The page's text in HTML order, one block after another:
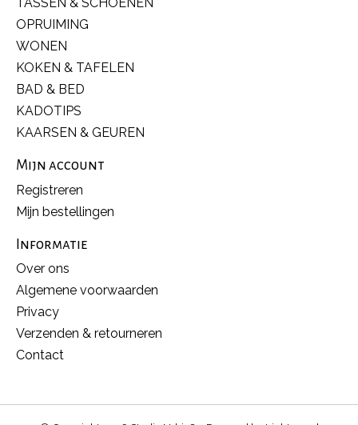
OPRUIMING
WONEN
KOKEN & TAFELEN
BAD & BED
KADOTIPS
KAARSEN & GEUREN
Mijn account
Registreren
Mijn bestellingen
Informatie
Over ons
Algemene voorwaarden
Privacy
Verzenden & retourneren
Contact